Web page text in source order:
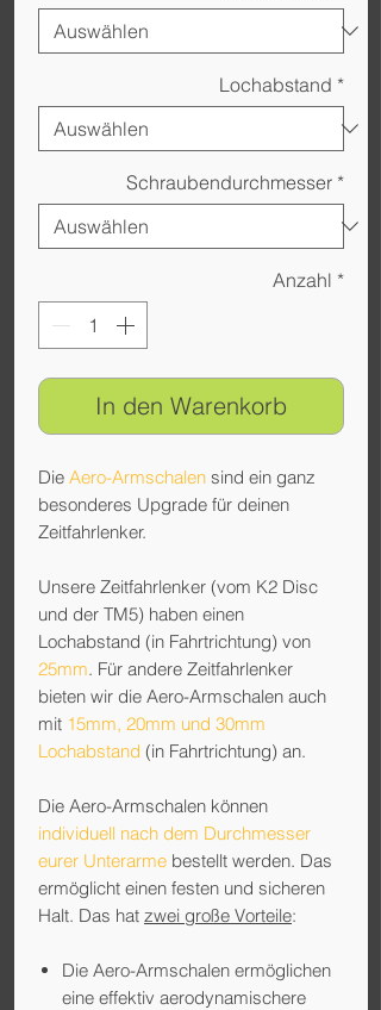
Lochabstand *
Schraubendurchmesser *
Anzahl *
In den Warenkorb
Die Aero-Armschalen sind ein ganz
besonderes Upgrade für deinen
Zeitfahrlenker.
Unsere Zeitfahrlenker (vom K2 Disc
und der TM5) haben einen
Lochabstand (in Fahrtrichtung) von
25mm. Für andere Zeitfahrlenker
bieten wir die Aero-Armschalen auch
mit 15mm, 20mm und 30mm
Lochabstand (in Fahrtrichtung) an.
Die Aero-Armschalen können
individuell nach dem Durchmesser
eurer Unterarme bestellt werden. Das
ermöglicht einen festen und sicheren
Halt. Das hat zwei große Vorteile:
Die Aero-Armschalen ermöglichen
eine effektiv aerodynamischere